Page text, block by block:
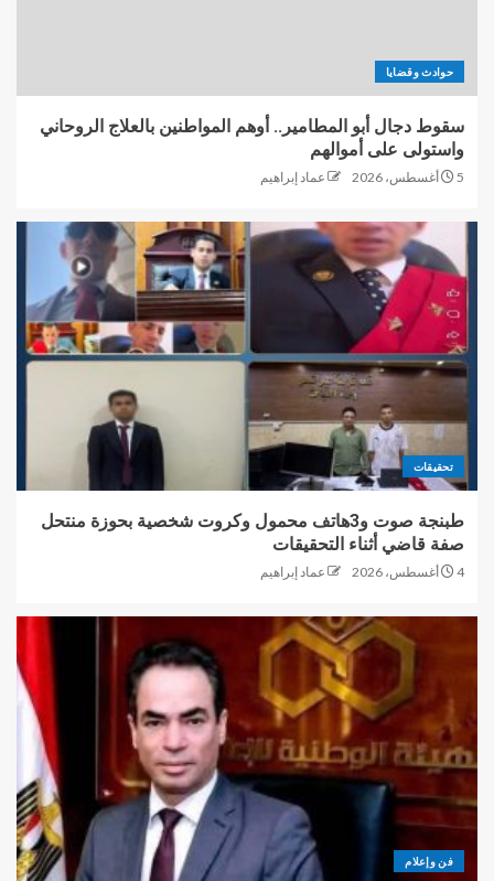
حوادث وقضايا
سقوط دجال أبو المطامير.. أوهم المواطنين بالعلاج الروحاني
واستولى على أموالهم
5 أغسطس، 2026 عماد إبراهيم
تحقيقات
طبنجة صوت و3هاتف محمول وكروت شخصية بحوزة منتحل
صفة قاضي أثناء التحقيقات
4 أغسطس، 2026 عماد إبراهيم
فن وإعلام